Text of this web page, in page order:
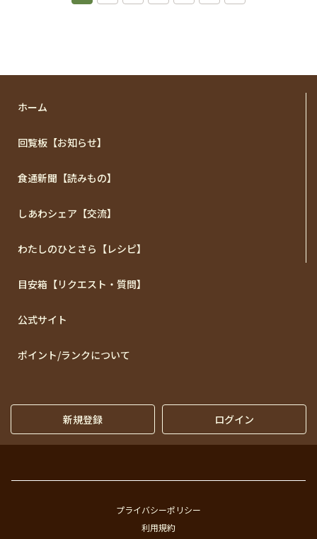
ホーム
回覧板【お知らせ】
食通新聞【読みもの】
しあわシェア【交流】
わたしのひとさら【レシピ】
目安箱【リクエスト・質問】
公式サイト
ポイント/ランクについて
新規登録 ログイン
プライバシーポリシー
利用規約